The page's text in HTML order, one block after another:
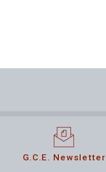
G.C.E. Newsletter